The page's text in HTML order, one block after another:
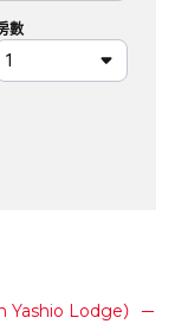
Yashio Lodge）－